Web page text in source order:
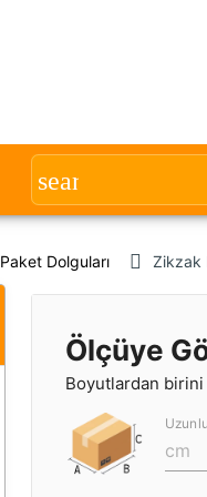
Paket Dolguları Zikzak
Ölçüye
Boyutlardan